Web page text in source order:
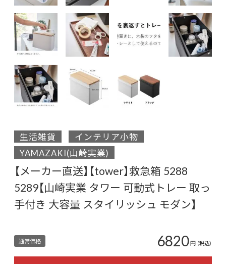
生活雑貨
インテリア小物
YAMAZAKI(山崎実業)
【メーカー直送】【tower】救急箱 5288
5289【山崎実業 タワー 可動式トレー 取っ
手付き 大容量 スタイリッシュ モダン】
通常価格 6820円 （税込）